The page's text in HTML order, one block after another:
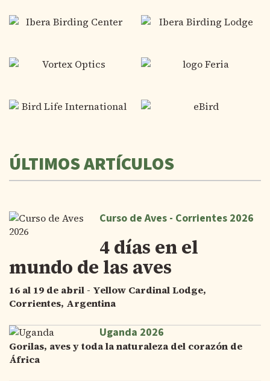
ÚLTIMOS ARTÍCULOS
Curso de Aves - Corrientes 2026
4 días en el
mundo de las aves
16 al 19 de abril - Yellow Cardinal Lodge,
Corrientes, Argentina
Uganda 2026
Gorilas, aves y toda la naturaleza del corazón de
África